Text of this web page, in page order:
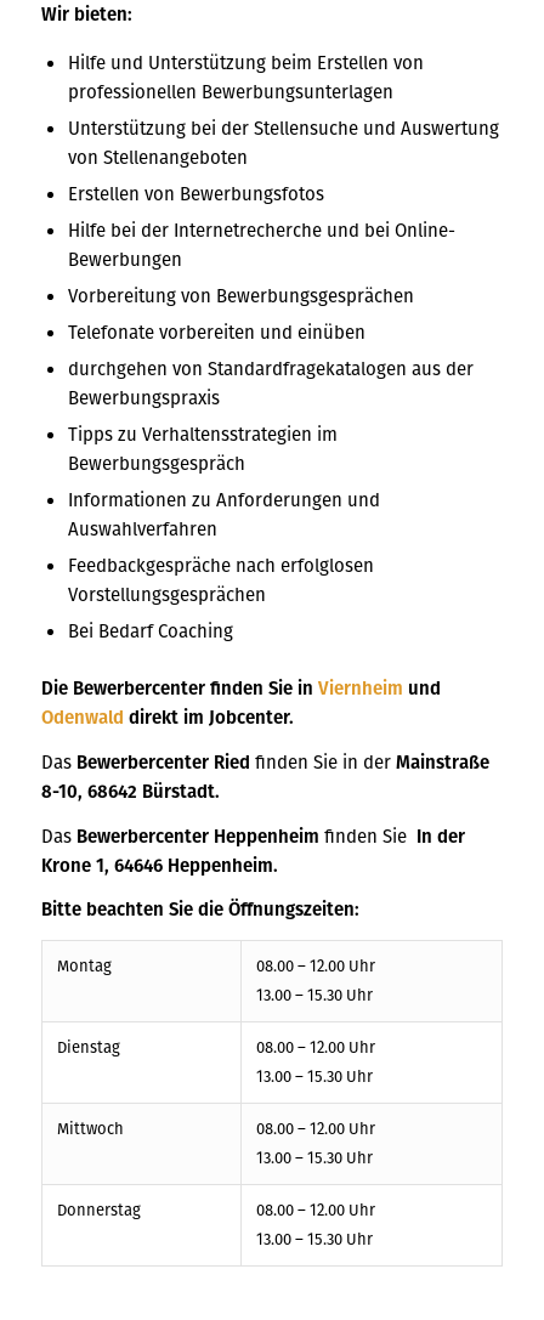
Wir bieten:
Hilfe und Unterstützung beim Erstellen von
professionellen Bewerbungsunterlagen
Unterstützung bei der Stellensuche und Auswertung
von Stellenangeboten
Erstellen von Bewerbungsfotos
Hilfe bei der Internetrecherche und bei Online-
Bewerbungen
Vorbereitung von Bewerbungsgesprächen
Telefonate vorbereiten und einüben
durchgehen von Standardfragekatalogen aus der
Bewerbungspraxis
Tipps zu Verhaltensstrategien im
Bewerbungsgespräch
Informationen zu Anforderungen und
Auswahlverfahren
Feedbackgespräche nach erfolglosen
Vorstellungsgesprächen
Bei Bedarf Coaching
Die Bewerbercenter finden Sie in Viernheim und
Odenwald direkt im Jobcenter.
DasBewerbercenter Ried finden Sie in derMainstraße
8-10, 68642 Bürstadt.
DasBewerbercenter Heppenheim finden SieIn der
Krone 1, 64646 Heppenheim.
Bitte beachten Sie die Öffnungszeiten:
Montag
08.00 – 12.00 Uhr
13.00 – 15.30 Uhr
Dienstag
08.00 – 12.00 Uhr
13.00 – 15.30 Uhr
Mittwoch
08.00 – 12.00 Uhr
13.00 – 15.30 Uhr
Donnerstag
08.00 – 12.00 Uhr
13.00 – 15.30 Uhr